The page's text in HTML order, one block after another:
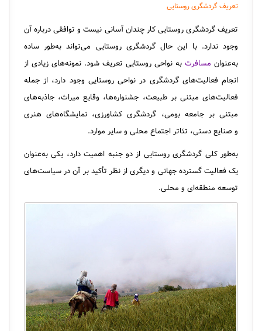
تعریف گردشگری روستایی
تعریف گردشگری روستایی کار چندان آسانی نیست و توافقی درباره‌ آن
وجود ندارد. با این حال گردشگری روستایی می‌تواند به‌طور ساده
به‌عنوان مسافرت به نواحی روستایی تعریف شود. نمونه‌های زیادی از
انجام فعالیت‌های گردشگری در نواحی روستایی وجود دارد، از جمله
فعالیت‌های مبتنی بر طبیعت، جشنواره‌ها، وقایع میراث، جاذبه‌های
مبتنی بر جامعه‌ بومی، گردشگری کشاورزی، نمایشگاه‌های هنری
و صنایع دستی، تئاتر اجتماع محلی و سایر موارد.
به‌طور کلی گردشگری روستایی از دو جنبه اهمیت دارد، یکی به‌عنوان
یک فعالیت گسترده جهانی و دیگری از نظر تأکید بر آن در سیاست‌های
توسعه منطقه‌ای و محلی.